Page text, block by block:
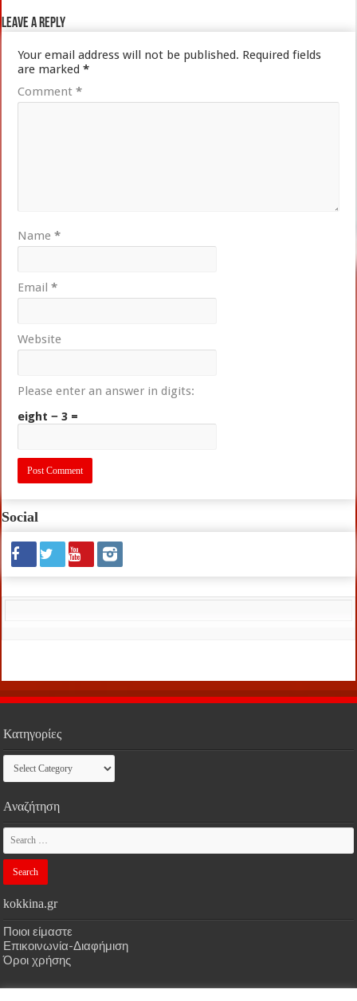
Leave a Reply
Your email address will not be published. Required fields
are marked*
Comment*
Name*
Email*
Website
Please enter an answer in digits:
eight − 3 =
Social
Κατηγορίες
Κατηγορίες
Αναζήτηση
kokkina.gr
Ποιοι είμαστε
Επικοινωνία-Διαφήμιση
Όροι χρήσης